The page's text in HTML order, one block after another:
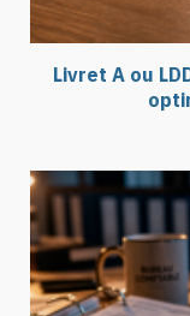
Livret A ou